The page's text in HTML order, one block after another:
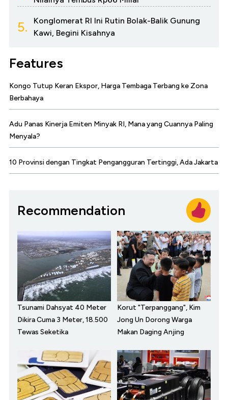
5.
Konglomerat RI Ini Rutin Bolak-Balik Gunung
Kawi, Begini Kisahnya
Features
Kongo Tutup Keran Ekspor, Harga Tembaga Terbang ke Zona
Berbahaya
Adu Panas Kinerja Emiten Minyak RI, Mana yang Cuannya Paling
Menyala?
10 Provinsi dengan Tingkat Pengangguran Tertinggi, Ada Jakarta
Recommendation
Tsunami Dahsyat 40 Meter
Dikira Cuma 3 Meter, 18.500
Tewas Seketika
Korut "Terpanggang", Kim
Jong Un Dorong Warga
Makan Daging Anjing